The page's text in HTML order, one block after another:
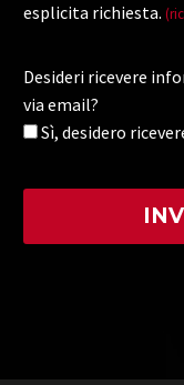
esplicita richiesta.
Desideri ricevere
via email?
Sì, desidero